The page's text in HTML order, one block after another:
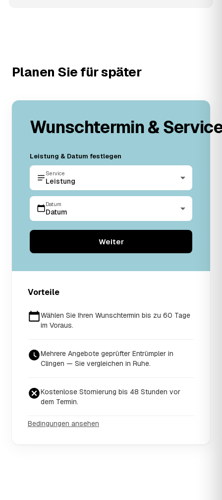
Planen Sie für später
Wunschtermin &
Leistung & Datum festlegen
Service
Leistung
Datum
Datum
Weiter
Vorteile
Wählen Sie Ihren Wunschtermin bis zu 60 Tage
im Voraus.
Mehrere Angebote geprüfter Entrümpler in
Clingen — Sie vergleichen in Ruhe.
Kostenlose Stornierung bis 48 Stunden vor
dem Termin.
Bedingungen ansehen